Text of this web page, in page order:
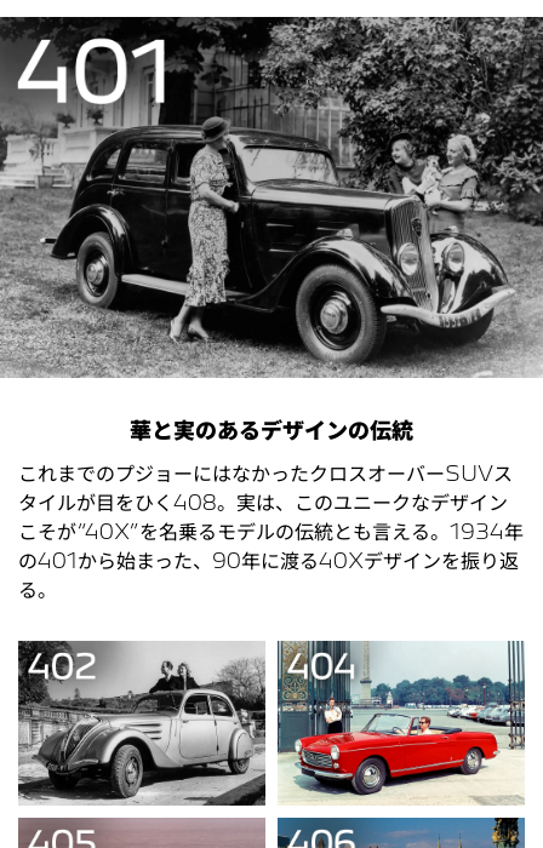
華と実のあるデザインの伝統
これまでのプジョーにはなかったクロスオーバーSUVス
タイルが目をひく408。実は、このユニークなデザイン
こそが“40X”を名乗るモデルの伝統とも言える。1934年
の401から始まった、90年に渡る40Xデザインを振り返
る。